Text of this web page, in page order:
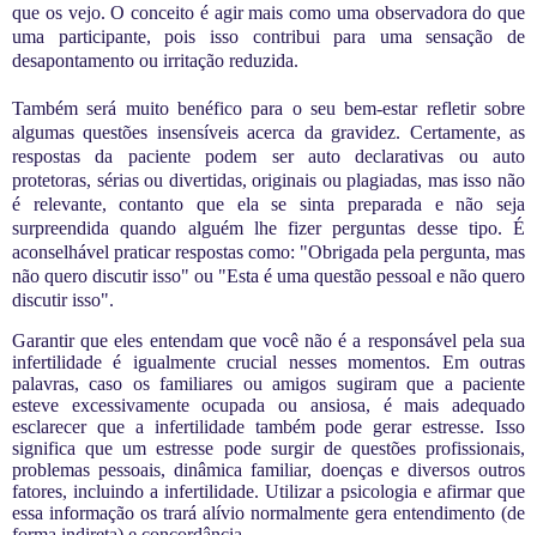
que os vejo. O conceito é agir mais como uma observadora do que
uma participante, pois isso contribui para uma sensação de
desapontamento ou irritação reduzida.
Também será muito benéfico para o seu bem-estar refletir sobre
algumas questões insensíveis acerca da gravidez. Certamente, as
respostas da paciente podem ser auto declarativas ou auto
protetoras, sérias ou divertidas, originais ou plagiadas, mas isso não
é relevante, contanto que ela se sinta preparada e não seja
surpreendida quando alguém lhe fizer perguntas desse tipo. É
aconselhável praticar respostas como: "Obrigada pela pergunta, mas
não quero discutir isso" ou "Esta é uma questão pessoal e não quero
discutir isso".
Garantir que eles entendam que você não é a responsável pela sua
infertilidade é igualmente crucial nesses momentos. Em outras
palavras, caso os familiares ou amigos sugiram que a paciente
esteve excessivamente ocupada ou ansiosa, é mais adequado
esclarecer que a infertilidade também pode gerar estresse. Isso
significa que um estresse pode surgir de questões profissionais,
problemas pessoais, dinâmica familiar, doenças e diversos outros
fatores, incluindo a infertilidade. Utilizar a psicologia e afirmar que
essa informação os trará alívio normalmente gera entendimento (de